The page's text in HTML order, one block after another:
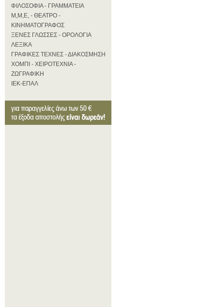
ΦΙΛΟΣΟΦΙΑ - ΓΡΑΜΜΑΤΕΙΑ
Μ,Μ,Ε, - ΘΕΑΤΡΟ -
ΚΙΝΗΜΑΤΟΓΡΑΦΟΣ
ΞΕΝΕΣ ΓΛΩΣΣΕΣ - ΟΡΟΛΟΓΙΑ
ΛΕΞΙΚΑ
ΓΡΑΦΙΚΕΣ ΤΕΧΝΕΣ - ΔΙΑΚΟΣΜΗΣΗ
ΧΟΜΠΙ - ΧΕΙΡΟΤΕΧΝΙΑ -
ΖΩΓΡΑΦΙΚΗ
ΙΕΚ-ΕΠΑΛ